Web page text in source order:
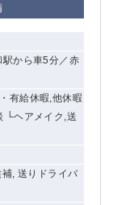
から車5分／赤
有給休暇,他休暇
└ヘアメイク,送
, 送りドライバ